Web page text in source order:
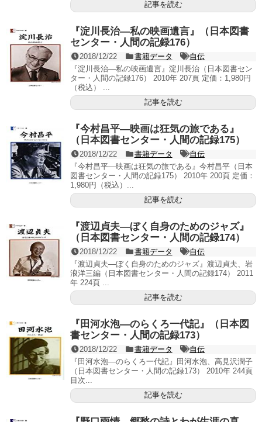
記事を読む
『淀川長治―私の映画遺言』（日本図書
センター・人間の記録176）
2018/12/22 書籍データ
自伝
『淀川長治―私の映画遺言』淀川長治（日本図書セン
ター・人間の記録176） 2010年 207頁 定価：1,980円
（税込） ...
記事を読む
『今村昌平―映画は狂気の旅である』
（日本図書センター・人間の記録175）
2018/12/22 書籍データ
自伝
『今村昌平―映画は狂気の旅である』今村昌平（日本
図書センター・人間の記録175） 2010年 200頁 定価：
1,980円（税込）...
記事を読む
『渡辺貞夫―ぼく自身のためのジャズ』
（日本図書センター・人間の記録174）
2018/12/22 書籍データ
自伝
『渡辺貞夫―ぼく自身のためのジャズ』渡辺貞夫、岩
浪洋三編（日本図書センター・人間の記録174） 2011
年 224頁 ...
記事を読む
『田河水泡―のらくろ一代記』（日本図
書センター・人間の記録173）
2018/12/22 書籍データ
自伝
『田河水泡―のらくろ一代記』田河水泡、高見沢潤子
（日本図書センター・人間の記録173） 2010年 244頁
目次...
記事を読む